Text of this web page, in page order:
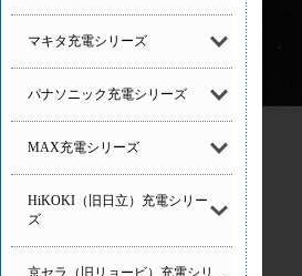
マキタ充電シリーズ
パナソニック充電シリーズ
MAX充電シリーズ
HiKOKI（旧日立）充電シリー
ズ
京セラ（旧リョービ）充電シリ